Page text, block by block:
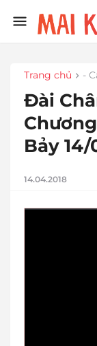
Trang chủ -
Đài
Bảy
14.04.2018